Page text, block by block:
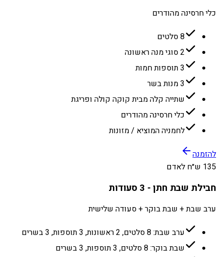
כלי חרסינה מהודרים
8 סלטים
2 סוגי מנה ראשונה
3 תוספות חמות
3 מנות בשר
שתייה קלה מבית קוקה קולה ופריגת
כלי חרסינה מהודרים
לחמניה המוציא / מזונות
להזמנה
135 ש״ח לאדם
חבילת שבת חתן - 3 סעודות
ערב שבת + שבת בוקר + סעודה שלישית
ערב שבת: 8 סלטים, 2 ראשונות, 3 תוספות, 3 בשרים
שבת בוקר: 8 סלטים, 3 תוספות, 3 בשרים